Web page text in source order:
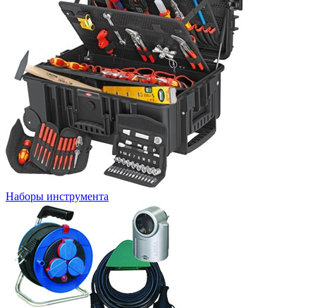
Наборы инструмента